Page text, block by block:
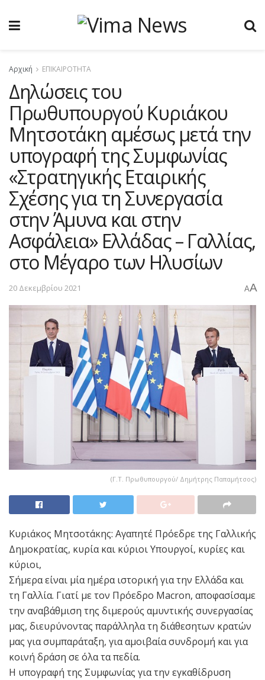
Αρχική ΕΠΙΚΑΙΡΟΤΗΤΑ
Δηλώσεις του
Πρωθυπουργού Κυριάκου
Μητσοτάκη αμέσως μετά την
υπογραφή της Συμφωνίας
«Στρατηγικής Εταιρικής
Σχέσης για τη Συνεργασία
στην Άμυνα και στην
Ασφάλεια» Ελλάδας – Γαλλίας,
στο Μέγαρο των Ηλυσίων
20 Δεκεμβρίου 2021 AA
(Γ.Τ. Πρωθυπουργού/ Δημήτρης Παπαμήτσος)
Κυριάκος Μητσοτάκης: Αγαπητέ Πρόεδρε της Γαλλικής
Δημοκρατίας, κυρία και κύριοι Υπουργοί, κυρίες και
κύριοι,
Σήμερα είναι μία ημέρα ιστορική για την Ελλάδα και
τη Γαλλία. Γιατί με τον Πρόεδρο Macron, αποφασίσαμε
την αναβάθμιση της διμερούς αμυντικής συνεργασίας
μας, διευρύνοντας παράλληλα τη διάθεσητων κρατών
μας για συμπαράταξη, για αμοιβαία συνδρομή και για
κοινή δράση σε όλα τα πεδία.
Η υπογραφή της Συμφωνίας για την εγκαθίδρυση